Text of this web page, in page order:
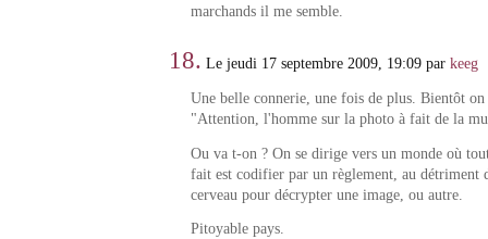
marchands il me semble.
18. Le jeudi 17 septembre 2009, 19:09 parkeeg
Une belle connerie, une fois de plus. Bientôt
"Attention, l'homme sur la photo à fait de la
Ou va t-on ? On se dirige vers un monde où
fait est codifier par un règlement, au détriment
cerveau pour décrypter une image, ou autre.
Pitoyable pays.